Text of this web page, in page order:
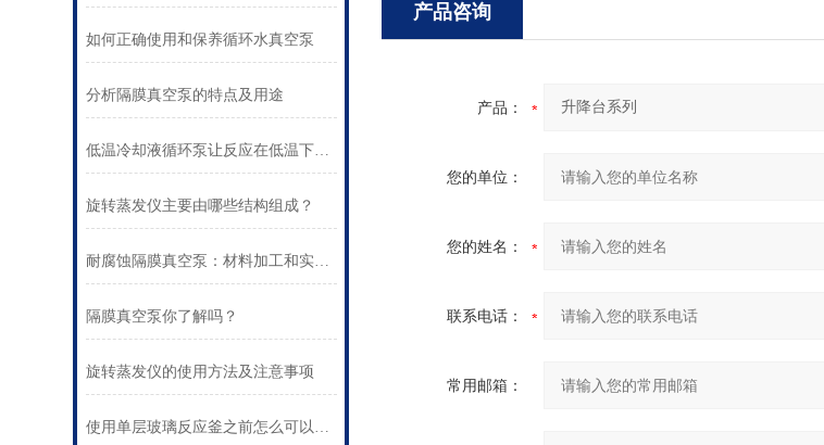
产品咨询
产品：
您的单位：
您的姓名：
联系电话：
常用邮箱：
如何正确使用和保养循环水真空泵
分析隔膜真空泵的特点及用途
低温冷却液循环泵让反应在低温下进行
旋转蒸发仪主要由哪些结构组成？
耐腐蚀隔膜真空泵：材料加工和实验研究的重要工具
隔膜真空泵你了解吗？
旋转蒸发仪的使用方法及注意事项
使用单层玻璃反应釜之前怎么可以不了解这些！